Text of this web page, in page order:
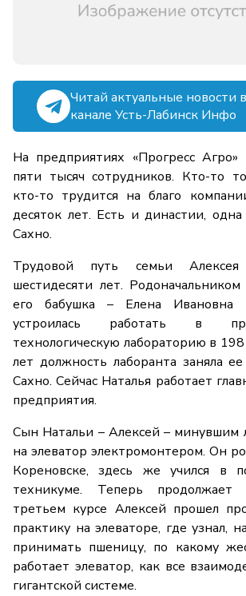
Читай актуальные новости
канале Усть-Лабинск Инфо
На предприятиях «Прогресс Агро»
пяти тысяч сотрудников. Кто-то
кто-то трудится на благо
десяток лет. Есть и династии,
Сахно.
Трудовой путь семьи
шестидесяти лет. Родоначальником
его бабушка – Елена Ивановна
устроилась работать в
технологическую лабораторию в
лет должность лаборанта заняла
Сахно. Сейчас Наталья работает
предприятия.
Сын Натальи – Алексей – минувшим
на элеватор электромонтером. Он
Кореновске, здесь же учился в
техникуме. Теперь
третьем курсе Алексей прошел
практику на элеваторе, где узнал,
принимать пшеницу, по какому
работает элеватор, как все
гигантской системе.